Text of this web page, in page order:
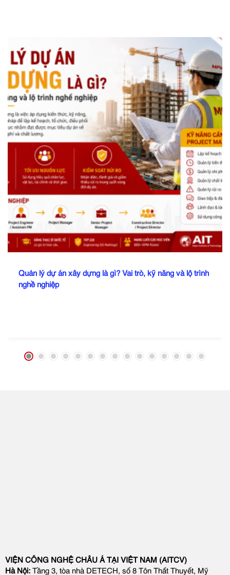
Quản lý dự án xây dựng là gì? Vai trò, kỹ năng và lộ trình
nghề nghiệp
VIỆN CÔNG NGHỆ CHÂU Á TẠI VIỆT NAM (AITCV)
Hà Nội: Tầng 3, tòa nhà DETECH, số 8 Tôn Thất Thuyết, Mỹ